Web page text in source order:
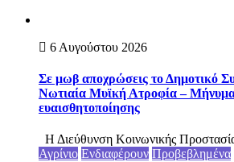
6 Αυγούστου 2026
Σε μωβ αποχρώσεις το Δημοτικό
Νωτιαία Μυϊκή Ατροφία –
ευαισθητοποίησης
Η Διεύθυνση Κοινωνικής
Αγρίνιο Ενδιαφέρουν Προβεβλημένα